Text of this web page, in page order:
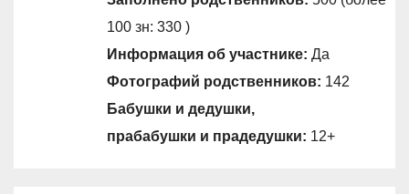
100 зн: 330 )
Информация об участнике: Да
Фотографий родственников: 142
Бабушки и дедушки,
прабабушки и прадедушки: 12+